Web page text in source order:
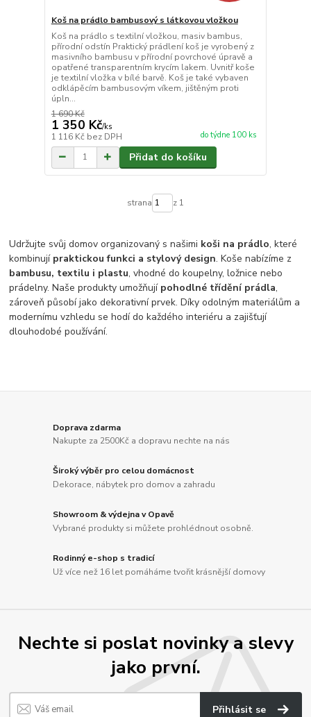
Koš na prádlo bambusový s látkovou vložkou
Koš na prádlo s textilní vložkou, masiv bambus,
přírodní odstín Praktický prádlení koš je vyrobený z
masivního bambusu v přírodní povrchové úpravě a
opatřené transparentním krycím lakem. Uvnitř koše
je textilní vložka v bílé barvě. Koš je také vybaven
odklápěcím bambusovým víkem, jištěným proti
úpln...
1 690 Kč
1 350 Kč/ks
1 116 Kč bez DPH do týdne 100 ks
Přidat do košíku
strana z 1
Udržujte svůj domov organizovaný s našimi koši na prádlo, které
kombinují praktickou funkci a stylový design. Koše nabízíme z
bambusu, textilu i plastu, vhodné do koupelny, ložnice nebo
prádelny. Naše produkty umožňují pohodlné třídění prádla,
zároveň působí jako dekorativní prvek. Díky odolným materiálům a
modernímu vzhledu se hodí do každého interiéru a zajišťují
dlouhodobé používání.
Doprava zdarma
Nakupte za 2500Kč a dopravu nechte na nás
Široký výběr pro celou domácnost
Dekorace, nábytek pro domov a zahradu
Showroom & výdejna v Opavě
Vybrané produkty si můžete prohlédnout osobně.
Rodinný e-shop s tradicí
Už více než 16 let pomáháme tvořit krásnější domovy
Nechte si poslat novinky a slevy
jako první.
Přihlásit se